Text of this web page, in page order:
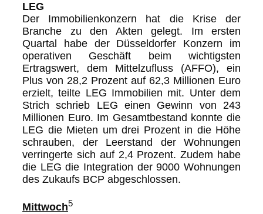
LEG
Der Immobilienkonzern hat die Krise der
Branche zu den Akten gelegt. Im ersten
Quartal habe der Düsseldorfer Konzern im
operativen Geschäft beim wichtigsten
Ertragswert, dem Mittelzufluss (AFFO), ein
Plus von 28,2 Prozent auf 62,3 Millionen Euro
erzielt, teilte LEG Immobilien mit. Unter dem
Strich schrieb LEG einen Gewinn von 243
Millionen Euro. Im Gesamtbestand konnte die
LEG die Mieten um drei Prozent in die Höhe
schrauben, der Leerstand der Wohnungen
verringerte sich auf 2,4 Prozent. Zudem habe
die LEG die Integration der 9000 Wohnungen
des Zukaufs BCP abgeschlossen.
Mittwoch5